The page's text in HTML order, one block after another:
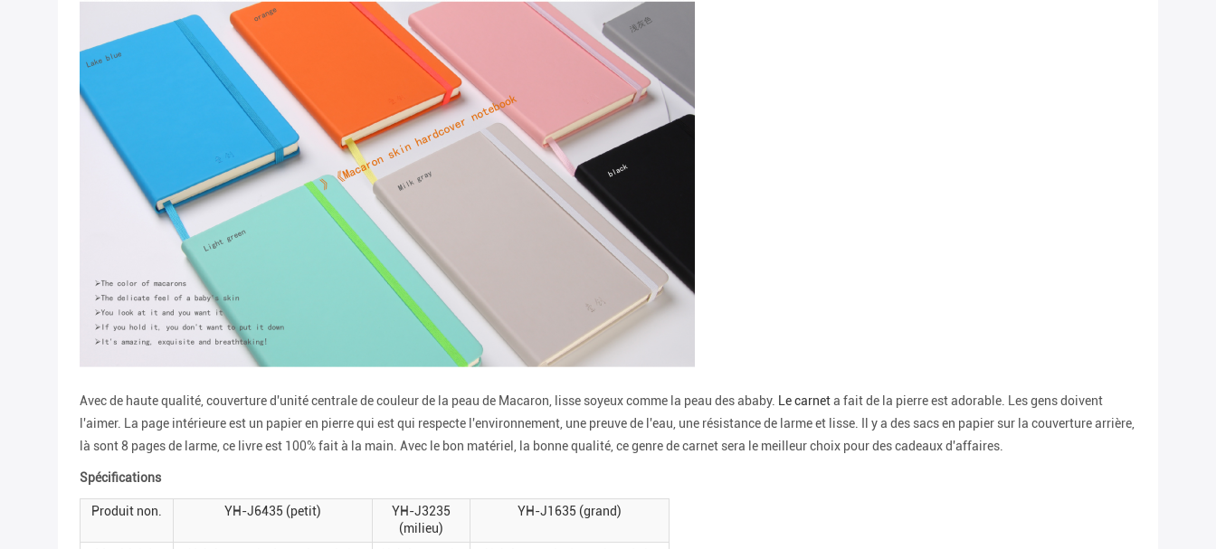
Avec de haute qualité, couverture d'unité centrale de couleur de la peau de Macaron, lisse soyeux comme la peau des ababy. Le carneta fait de la pierre est adorable. Les gens doivent
l'aimer. La page intérieure est un papier en pierre qui est qui respecte l'environnement, une preuve de l'eau, une résistance de larme et lisse. Il y a des sacs en papier sur la couverture arrière,
là sont 8 pages de larme, ce livre est 100% fait à la main. Avec le bon matériel, la bonne qualité, ce genre de carnet sera le meilleur choix pour des cadeaux d'affaires.
Spécifications
Produit non. YH-J6435 (petit)
YH-J3235
(milieu)
YH-J1635 (grand)